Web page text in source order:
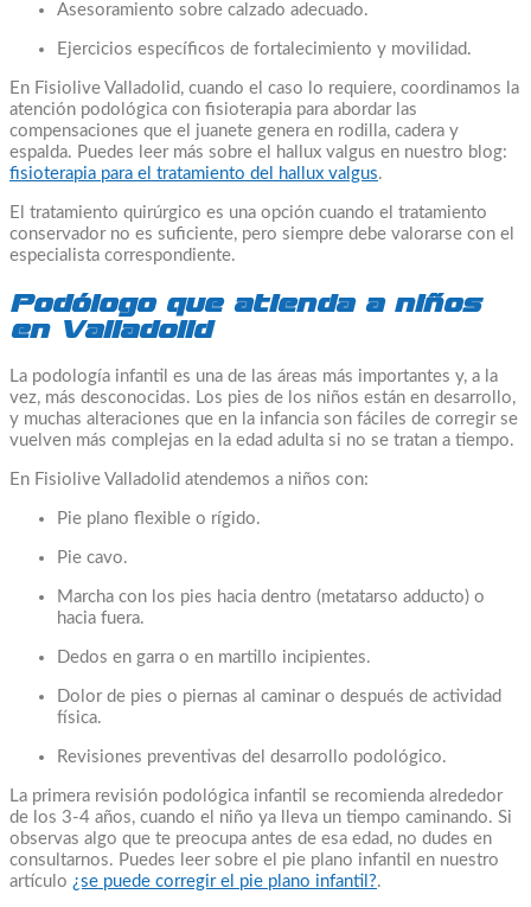
Asesoramiento sobre calzado adecuado.
Ejercicios específicos de fortalecimiento y movilidad.
En Fisiolive Valladolid, cuando el caso lo requiere, coordinamos la
atención podológica con fisioterapia para abordar las
compensaciones que el juanete genera en rodilla, cadera y
espalda. Puedes leer más sobre el hallux valgus en nuestro blog:
fisioterapia para el tratamiento del hallux valgus.
El tratamiento quirúrgico es una opción cuando el tratamiento
conservador no es suficiente, pero siempre debe valorarse con el
especialista correspondiente.
Podólogo que atienda a niños
en Valladolid
La podología infantil es una de las áreas más importantes y, a la
vez, más desconocidas. Los pies de los niños están en desarrollo,
y muchas alteraciones que en la infancia son fáciles de corregir se
vuelven más complejas en la edad adulta si no se tratan a tiempo.
En Fisiolive Valladolid atendemos a niños con:
Pie plano flexible o rígido.
Pie cavo.
Marcha con los pies hacia dentro (metatarso adducto) o
hacia fuera.
Dedos en garra o en martillo incipientes.
Dolor de pies o piernas al caminar o después de actividad
física.
Revisiones preventivas del desarrollo podológico.
La primera revisión podológica infantil se recomienda alrededor
de los 3-4 años, cuando el niño ya lleva un tiempo caminando. Si
observas algo que te preocupa antes de esa edad, no dudes en
consultarnos. Puedes leer sobre el pie plano infantil en nuestro
artículo ¿se puede corregir el pie plano infantil?.